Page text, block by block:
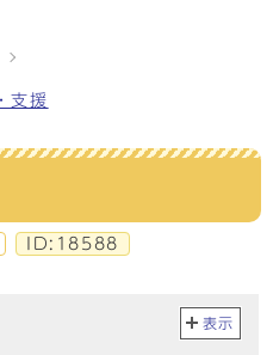
支援
ID:18588
表示